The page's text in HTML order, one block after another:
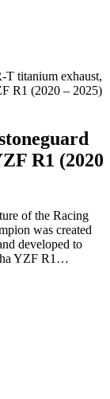
T titanium exhaust,
R1 (2020 – 2025)
R1 (2020
of the Racing
was created
developed to
YZF R1…